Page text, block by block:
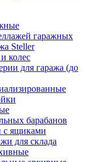
гаражных
Steller
колес
для гаража (до
барабанов
с ящиками
для склада